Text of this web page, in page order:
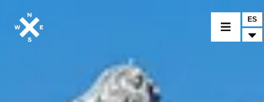
MODELOS
CROMWELL
ES